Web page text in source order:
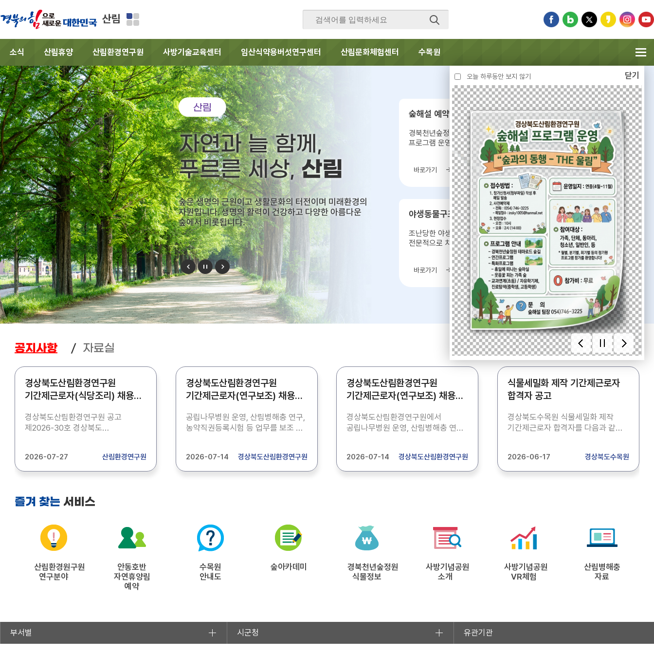
오늘 하루동안 보지 않기 닫기
산림
소식 산림휴양 산림환경연구원 사방기술교육센터 임산식약용버섯연구센터 산림문화체험센터 수목원
산림
자연과 늘 함께,
푸르른 세상,산림
숲은 생명의 근원이고 생활문화의 터전이며 미래환경의
자원입니다. 생명의 활력이 건강하고 다양한 아름다운
숲에서 비롯됩니다.
숲해설 예약
경북천년숲정원 숲해설
프로그램 운영
바로가기
경상북도 자연휴양림
경상북도에서 운영 중인 국립,
공립 자연휴양림
바로가기
야생동물구조센터
조난당한 야생동물을
전문적으로 치료, 재활훈련하여
바로가기
수목원 관람분원
수목원에서 볼 수 있는
관람분원들
바로가기
공지사항
경상북도산림환경연구원
기간제근로자(식당조리) 채용
경상북도산림환경연구원 공고
제2026-30호 경상북도
공고합니다. 1. 채용인원 : 1명 2.
주요업무 : 식당조리 3. 근무기간 :
8. 3.(월) 5. 접수방법 : 방문접수,
산림환경연구원 1층 관리운영과(경북
경주시 통일로 367) 자세한 사항은
공고문(첨부파일)을 참조하시기
2026-07-27 산림환경연구원
경상북도산림환경연구원
기간제근로자(연구보조) 채용
공립나무병원 운영, 산림병해충 연구,
농약직권등록시험 등 업무를 보조 할
바랍니다.
2026-07-14 경상북도산림환경연구원
경상북도산림환경연구원
기간제근로자(연구보조) 채용
경상북도산림환경연구원에서
공립나무병원 운영, 산림병해충 연구,
상세내용은 첨부파일에서 확인하시기
바랍니다.
2026-07-14 경상북도산림환경연구원
식물세밀화 제작 기간제근로자
합격자 공고
경상북도수목원 식물세밀화 제작
기간제근로자 합격자를 다음과 같이
경상북도수목원관리소장
2026-06-17 경상북도수목원
자료실
즐겨 찾는 서비스
산림환경원구원
연구분야
안동호반
자연휴양림
예약
수목원
안내도
숲아카데미
경북천년숲정원
식물정보
사방기념공원
소개
사방기념공원
VR체험
산림병해충
자료
부서별 시군청 유관기관